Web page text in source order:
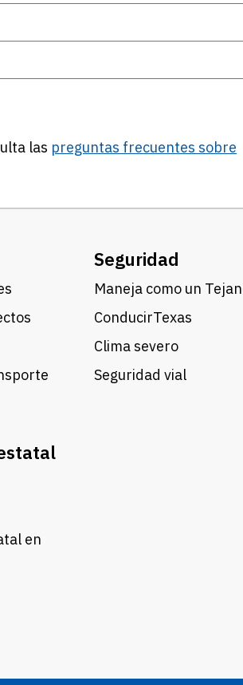
las preguntas frecuentes sobre
Seguridad
Maneja como un
ConducirTexas
Clima severo
Seguridad vial
en